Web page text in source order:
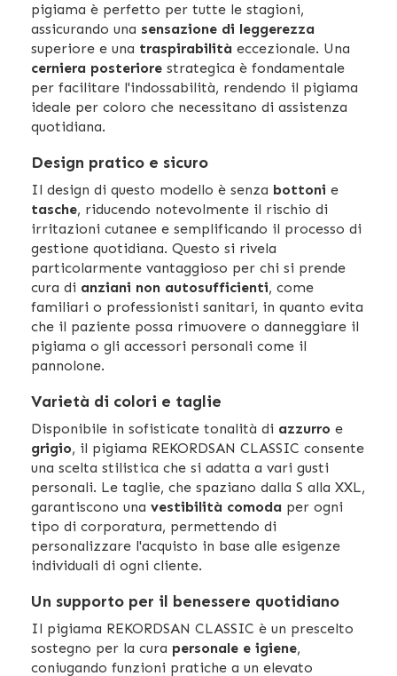
pigiama è perfetto per tutte le stagioni,
assicurando una sensazione di leggerezza
superiore e una traspirabilità eccezionale. Una
cerniera posteriore strategica è fondamentale
per facilitare l'indossabilità, rendendo il pigiama
ideale per coloro che necessitano di assistenza
quotidiana.
Design pratico e sicuro
Il design di questo modello è senza bottoni e
tasche, riducendo notevolmente il rischio di
irritazioni cutanee e semplificando il processo di
gestione quotidiana. Questo si rivela
particolarmente vantaggioso per chi si prende
cura di anziani non autosufficienti, come
familiari o professionisti sanitari, in quanto evita
che il paziente possa rimuovere o danneggiare il
pigiama o gli accessori personali come il
pannolone.
Varietà di colori e taglie
Disponibile in sofisticate tonalità di azzurro e
grigio, il pigiama REKORDSAN CLASSIC consente
una scelta stilistica che si adatta a vari gusti
personali. Le taglie, che spaziano dalla S alla XXL,
garantiscono una vestibilità comoda per ogni
tipo di corporatura, permettendo di
personalizzare l'acquisto in base alle esigenze
individuali di ogni cliente.
Un supporto per il benessere quotidiano
Il pigiama REKORDSAN CLASSIC è un prescelto
sostegno per la cura personale e igiene,
coniugando funzioni pratiche a un elevato